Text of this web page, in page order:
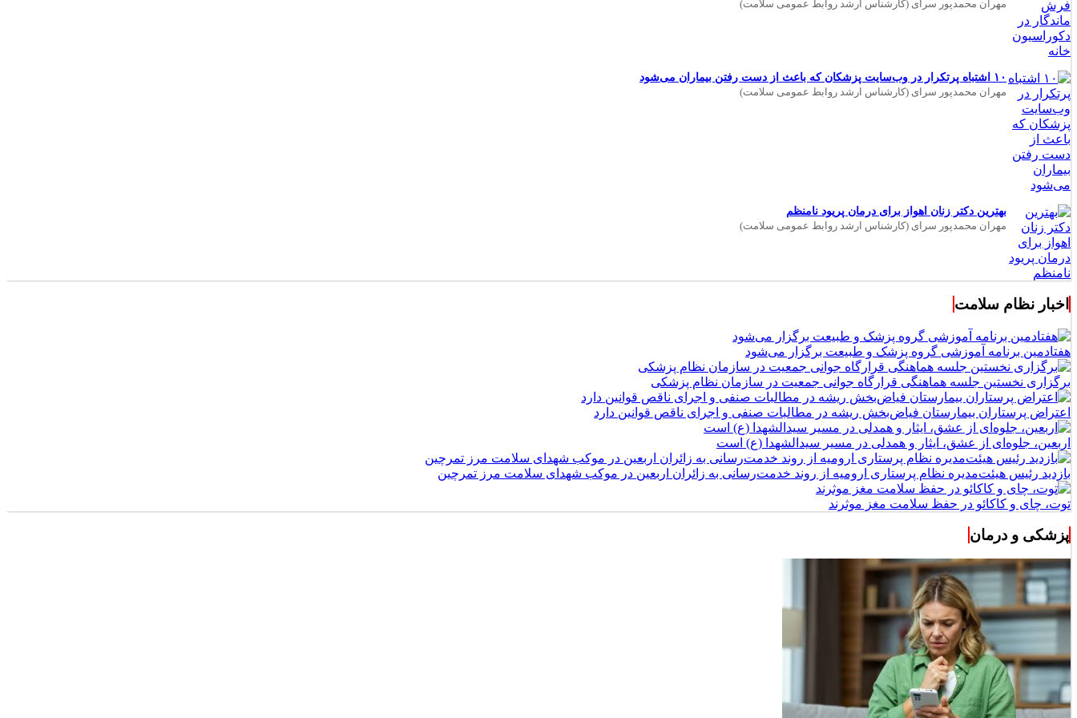
مهران محمدپور سرای (کارشناس ارشد روابط عمومی سلامت)
۱۰ اشتباه پرتکرار در وب‌سایت پزشکان که باعث از دست رفتن بیماران می‌شود
مهران محمدپور سرای (کارشناس ارشد روابط عمومی سلامت)
بهترین دکتر زنان اهواز برای درمان پریود نامنظم
مهران محمدپور سرای (کارشناس ارشد روابط عمومی سلامت)
اخبار نظام سلامت
هفتادمین برنامه آموزشی گروه پزشک و طبیعت برگزار می‌شود
برگزاری نخستین جلسه هماهنگی قرارگاه جوانی جمعیت در سازمان نظام پزشکی
اعتراض پرستاران بیمارستان فیاض‌بخش ریشه در مطالبات صنفی و اجرای ناقص قوانین دارد
اربعین، جلوه‌ای از عشق، ایثار و همدلی در مسیر سیدالشهدا (ع) است
بازدید رئیس هیئت‌مدیره نظام پرستاری ارومیه از روند خدمت‌رسانی به زائران اربعین در موکب شهدای سلامت مرز تمرچین
توت، چای و کاکائو در حفظ سلامت مغز موثرند
پزشکی و درمان